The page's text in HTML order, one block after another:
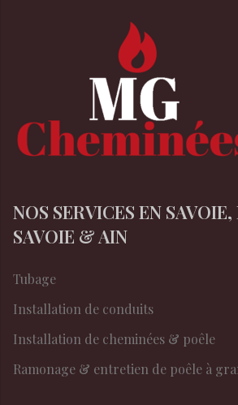
NOS SERVICES EN
SAVOIE & AIN
Tubage
Installation de conduits
Installation de cheminées & poêle
Ramonage & entretien de poêle à